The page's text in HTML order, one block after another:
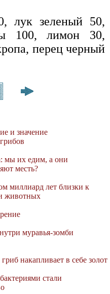
лук зеленый 50,
100, лимон 30,
перец черный
и значение
мы их едим, а они
месть?
миллиард лет близки к
животных
муравья-зомби
накапливает в себе золот
стали